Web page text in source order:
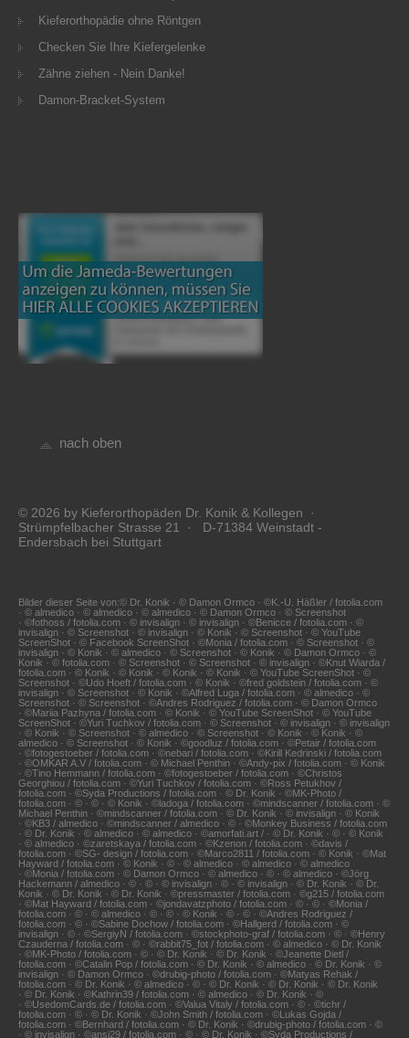
Kieferorthopädie ohne Röntgen
Checken Sie Ihre Kiefergelenke
Zähne ziehen - Nein Danke!
Damon-Bracket-System
nach oben
© 2026 by Kieferorthopäden Dr. Konik & Kollegen ·
Strümpfelbacher Strasse 21 · D-71384 Weinstadt -
Endersbach bei Stuttgart
Bilder dieser Seite von:© Dr. Konik · © Damon Ormco · ©K.-U. Häßler / fotolia.com
· © almedico · © almedico · © almedico · © Damon Ormco · © Screenshot
· ©fothoss / fotolia.com · © invisalign · © invisalign · ©Benicce / fotolia.com · ©
invisalign · © Screenshot · © invisalign · © Konik · © Screenshot · © YouTube
ScreenShot · © Facebook ScreenShot · ©Monia / fotolia.com · © Screenshot · ©
invisalign · © Konik · © almedico · © Screenshot · © Konik · © Damon Ormco · ©
Konik · © fotolia.com · © Screenshot · © Screenshot · © invisalign · ©Knut Wiarda /
fotolia.com · © Konik · © Konik · © Konik · © Konik · © YouTube ScreenShot · ©
Screenshot · ©Udo Hoeft / fotolia.com · © Konik · ©fred goldstein / fotolia.com · ©
invisalign · © Screenshot · © Konik · ©Alfred Luga / fotolia.com · © almedico · ©
Screenshot · © Screenshot · ©Andres Rodriguez / fotolia.com · © Damon Ormco
· ©Mariia Pazhyna / fotolia.com · © Konik · © YouTube ScreenShot · © YouTube
ScreenShot · ©Yuri Tuchkov / fotolia.com · © Screenshot · © invisalign · © invisalign
· © Konik · © Screenshot · © almedico · © Screenshot · © Konik · © Konik · ©
almedico · © Screenshot · © Konik · ©goodluz / fotolia.com · ©Petair / fotolia.com
· ©fotogestoeber / fotolia.com · ©nebari / fotolia.com · ©Kirill Kedrinski / fotolia.com
· ©OMKAR A.V / fotolia.com · © Michael Penthin · ©Andy-pix / fotolia.com · © Konik
· ©Tino Hemmann / fotolia.com · ©fotogestoeber / fotolia.com · ©Christos
Georghiou / fotolia.com · ©Yuri Tuchkov / fotolia.com · ©Ross Petukhov /
fotolia.com · ©Syda Productions / fotolia.com · © Dr. Konik · ©MK-Photo /
fotolia.com · © · © · © Konik · ©ladoga / fotolia.com · ©mindscanner / fotolia.com · ©
Michael Penthin · ©mindscanner / fotolia.com · © Dr. Konik · © invisalign · © Konik
· ©KB3 / almedico · ©mindscanner / almedico · © · ©Monkey Business / fotolia.com
· © Dr. Konik · © almedico · © almedico · ©amorfati.art / · © Dr. Konik · © · © Konik
· © almedico · ©zaretskaya / fotolia.com · ©Kzenon / fotolia.com · ©davis /
fotolia.com · ©SG- design / fotolia.com · ©Marco2811 / fotolia.com · © Konik · ©Mat
Hayward / fotolia.com · © Konik · © · © almedico · © almedico · © almedico
· ©Monia / fotolia.com · © Damon Ormco · © almedico · © · © almedico · ©Jörg
Hackemann / almedico · © · © · © invisalign · © · © invisalign · © Dr. Konik · © Dr.
Konik · © Dr. Konik · © Dr. Konik · ©pressmaster / fotolia.com · ©g215 / fotolia.com
· ©Mat Hayward / fotolia.com · ©jondavatzphoto / fotolia.com · © · © · ©Monia /
fotolia.com · © · © almedico · © · © · © Konik · © · © · ©Andres Rodriguez /
fotolia.com · © · ©Sabine Dochow / fotolia.com · ©Hallgerd / fotolia.com · ©
invisalign · © · ©SergiyN / fotolia.com · ©stockphoto-graf / fotolia.com · © · ©Henry
Czauderna / fotolia.com · © · ©rabbit75_fot / fotolia.com · © almedico · © Dr. Konik
· ©MK-Photo / fotolia.com · © · © Dr. Konik · © Dr. Konik · ©Jeanette Dietl /
fotolia.com · ©Catalin Pop / fotolia.com · © Dr. Konik · © almedico · © Dr. Konik · ©
invisalign · © Damon Ormco · ©drubig-photo / fotolia.com · ©Matyas Rehak /
fotolia.com · © Dr. Konik · © almedico · © · © Dr. Konik · © Dr. Konik · © Dr. Konik
· © Dr. Konik · ©Kathrin39 / fotolia.com · © almedico · © Dr. Konik · ©
· ©UsedomCards.de / fotolia.com · ©Valua Vitaly / fotolia.com · © · ©tichr /
fotolia.com · © · © Dr. Konik · ©John Smith / fotolia.com · ©Lukas Gojda /
fotolia.com · ©Bernhard / fotolia.com · © Dr. Konik · ©drubig-photo / fotolia.com · ©
· © invisalign · ©ansi29 / fotolia.com · © · © Dr. Konik · ©Syda Productions /